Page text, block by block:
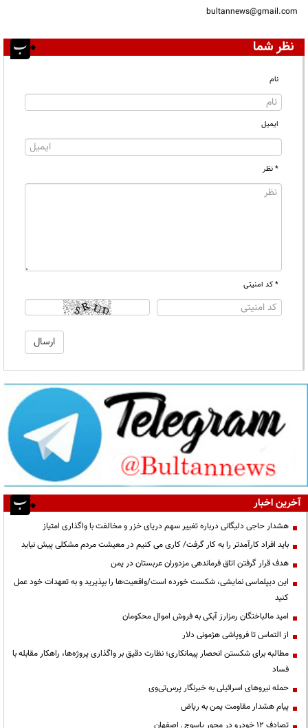
bultannews@gmail.com
نظر شما
نام
ایمیل
* نظر
* کد امنیتی
آخرین اخبار
هشدار حاجی دلیگانی درباره تغییر سهم دریای خزر و مخالفت با واگذاری امتیاز
باید افراد کارآمدتر را به کار گرفت/ کاری می کنیم در معیشت مردم مشکلی پیش نیاید
هدف قرار گرفتن اتاق‌ فرماندهی مزدوران عربستان در یمن
این دیپلماسی نمایشی، شکست خورده است/واقعیت‌ها را بپذیرید و به تعهدات خود عمل
کنید
امید مالباختگان رمزارز آبکی به فروش اموال محکومان
از التماس تا فروپاشی هژمونی دلار
مطالبه برای شکستن انحصار پیمانکاری؛ نظارت دقیق بر واگذاری پروژه‌ها، راهکار مقابله با
فساد
حمله نیروهای اسرائیلی به خبرنگار پرس‌تی‌وی
پیام هشدار مقاومت یمن به ریاض
تصادف ۱۲ خودرو در محور یاسوج ـ اصفهان